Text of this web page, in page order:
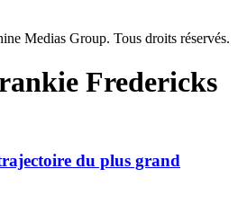
Medias Group. Tous droits réservés.
Fredericks
du plus grand